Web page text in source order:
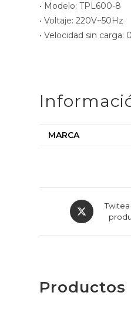
• Modelo: TPL600-8
• Voltaje: 220V~50Hz
• Velocidad sin carga:
MARCA
Productos